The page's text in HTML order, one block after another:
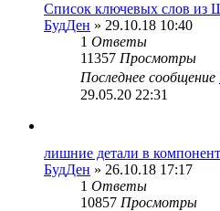
Список ключевых слов из
БудДен » 29.10.18 10:40
1 Ответы
11357 Просмотры
Последнее сообщение
29.05.20 22:31
лишние детали в
БудДен » 26.10.18 17:17
1 Ответы
10857 Просмотры